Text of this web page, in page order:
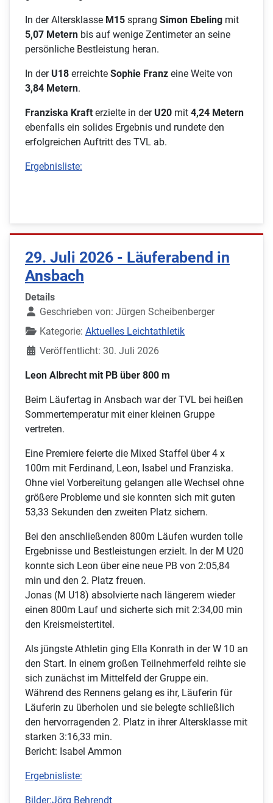
In der Altersklasse M15 sprang Simon Ebeling mit
5,07 Metern bis auf wenige Zentimeter an seine
persönliche Bestleistung heran.
In der U18 erreichte Sophie Franz eine Weite von
3,84 Metern.
Franziska Kraft erzielte in der U20 mit 4,24 Metern
ebenfalls ein solides Ergebnis und rundete den
erfolgreichen Auftritt des TVL ab.
Ergebnisliste:
29. Juli 2026 - Läuferabend in
Ansbach
Details
Geschrieben von: Jürgen Scheibenberger
Kategorie: Aktuelles Leichtathletik
Veröffentlicht: 30. Juli 2026
Leon Albrecht mit PB über 800 m
Beim Läufertag in Ansbach war der TVL bei heißen
Sommertemperatur mit einer kleinen Gruppe
vertreten.
Eine Premiere feierte die Mixed Staffel über 4 x
100m mit Ferdinand, Leon, Isabel und Franziska.
Ohne viel Vorbereitung gelangen alle Wechsel ohne
größere Probleme und sie konnten sich mit guten
53,33 Sekunden den zweiten Platz sichern.
Bei den anschließenden 800m Läufen wurden tolle
Ergebnisse und Bestleistungen erzielt. In der M U20
konnte sich Leon über eine neue PB von 2:05,84
min und den 2. Platz freuen.
Jonas (M U18) absolvierte nach längerem wieder
einen 800m Lauf und sicherte sich mit 2:34,00 min
den Kreismeistertitel.
Als jüngste Athletin ging Ella Konrath in der W 10 an
den Start. In einem großen Teilnehmerfeld reihte sie
sich zunächst im Mittelfeld der Gruppe ein.
Während des Rennens gelang es ihr, Läuferin für
Läuferin zu überholen und sie belegte schließlich
den hervorragenden 2. Platz in ihrer Altersklasse mit
starken 3:16,33 min.
Bericht: Isabel Ammon
Ergebnisliste:
Bilder:Jörg Behrendt